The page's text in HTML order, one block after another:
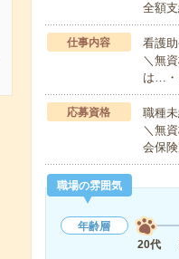
全額
仕事内容
看護
＼無
は…・
応募資格
職種
＼無
会保
職場の雰囲気
年齢層
20代